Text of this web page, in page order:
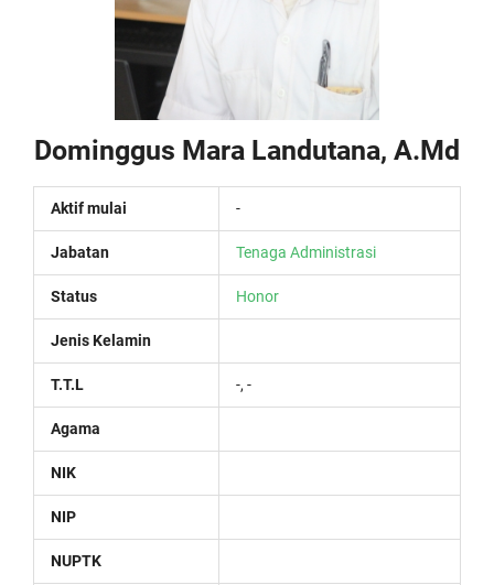
Dominggus Mara Landutana, A.Md
Aktif mulai -
Jabatan Tenaga Administrasi
Status Honor
Jenis Kelamin
T.T.L -, -
Agama
NIK
NIP
NUPTK